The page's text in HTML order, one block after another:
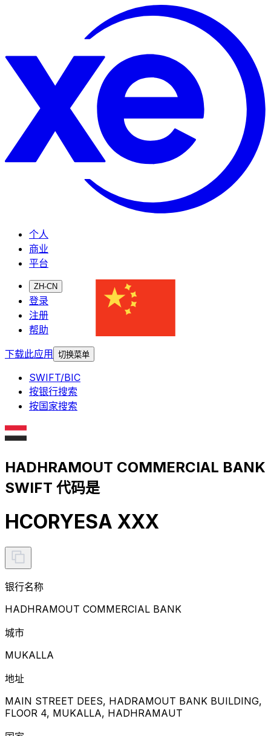
个人
商业
平台
ZH-CN
登录
注册
帮助
下载此应用
切换菜单
SWIFT/BIC
按银行搜索
按国家搜索
HADHRAMOUT COMMERCIAL BANK
SWIFT 代码是
HCORYESA XXX
银行名称
HADHRAMOUT COMMERCIAL BANK
城市
MUKALLA
地址
MAIN STREET DEES, HADRAMOUT BANK BUILDING,
FLOOR 4, MUKALLA, HADHRAMAUT